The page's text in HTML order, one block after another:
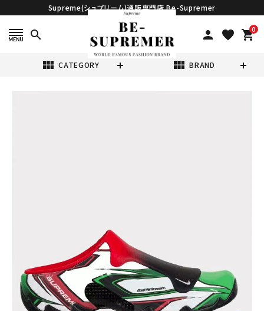
Supreme(シュプリーム)通販専門店 Be-Supremer
search person favorite 0
shopping_cart
view_module CATEGORY view_module BRAND
Clogposite シ
ュプリーム ナイキ
クロッグポジット
スニーカー シュー
ズ グリーンマルチ
NEW ITEMS